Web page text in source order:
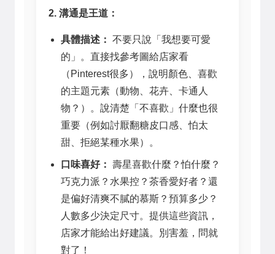
2. 溝通是王道：
具體描述： 不要只說「我想要可愛
的」。直接找參考圖給店家看
（Pinterest很多），說明顏色、喜歡
的主題元素（動物、花卉、卡通人
物？）。說清楚「不喜歡」什麼也很
重要（例如討厭翻糖皮口感、怕太
甜、拒絕某種水果）。
口味喜好： 壽星喜歡什麼？怕什麼？
巧克力派？水果控？茶香愛好者？還
是偏好清爽不膩的慕斯？預算多少？
人數多少決定尺寸。提供這些資訊，
店家才能給出好建議。別害羞，問就
對了！